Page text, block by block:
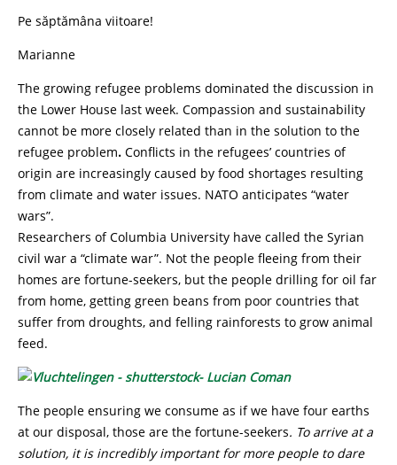
Pe săptămâna viitoare!
Marianne
The growing refugee problems dominated the discussion in
the Lower House last week. Compassion and sustainability
cannot be more closely related than in the solution to the
refugee problem. Conflicts in the refugees’ countries of
origin are increasingly caused by food shortages resulting
from climate and water issues. NATO anticipates “water
wars”.
Researchers of Columbia University have called the Syrian
civil war a “climate war”. Not the people fleeing from their
homes are fortune-seekers, but the people drilling for oil far
from home, getting green beans from poor countries that
suffer from droughts, and felling rainforests to grow animal
feed.
The people ensuring we consume as if we have four earths
at our disposal, those are the fortune-seekers. To arrive at a
solution, it is incredibly important for more people to dare